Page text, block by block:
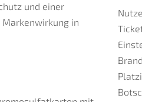
und einer
in